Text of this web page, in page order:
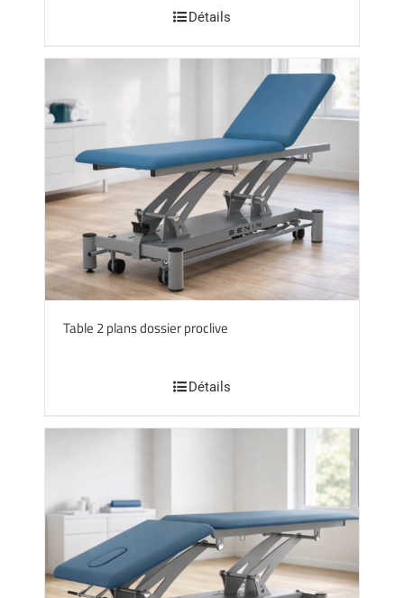
Détails
Table 2 plans dossier proclive
Détails